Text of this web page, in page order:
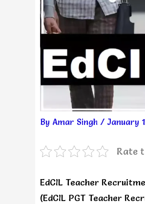
By Amar Singh / January
Rate
EdCIL Teacher
(EdCIL PGT Teacher